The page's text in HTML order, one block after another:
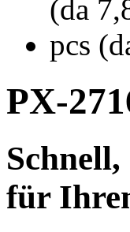
PX-
für